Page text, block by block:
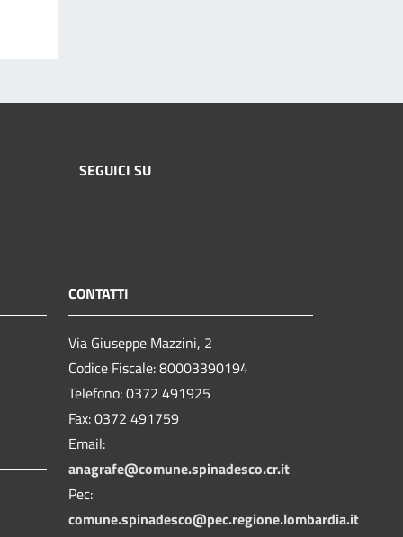
SEGUICI SU
CONTATTI
Via Giuseppe Mazzini, 2
Codice Fiscale: 80003390194
Telefono:0372 491925
Fax:0372 491759
Email:
anagrafe@comune.spinadesco.cr.it
Pec:
comune.spinadesco@pec.regione.lombardia.it